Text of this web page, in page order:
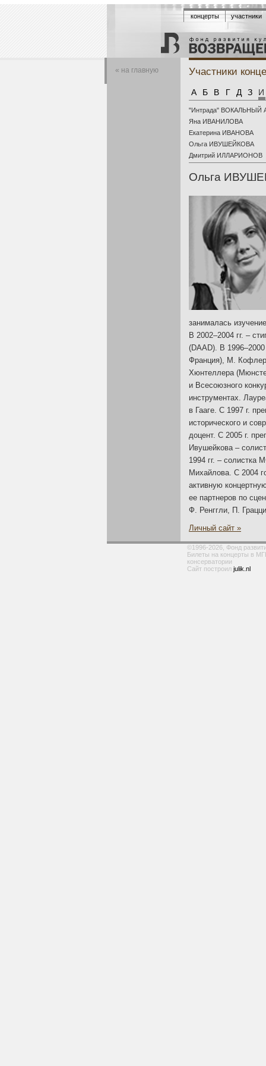
концерты участники
« на главную Участники
А Б В Г Д З И
"Интрада" ВОКАЛЬНЫЙ
Яна ИВАНИЛОВА
Екатерина ИВАНОВА
Ольга ИВУШЕЙКОВА
Дмитрий ИЛЛАРИОНОВ
Ольга
занималась
В 2002–2004 гг. –
(DAAD). В 1996–200
Франция), М.
Хюнтеллера
и Всесоюзного
инструментах.
в Гааге. С 1997 г.
исторического и
доцент. С 2005 г.
Ивушейкова –
1994 гг. – солистка
Михайлова. С 2004
активную
ее партнеров по
Ф. Ренггли, П.
Личный сайт »
©1996-2026, Фонд
Билеты на концерты в
консерватории
Сайт построил julik.nl